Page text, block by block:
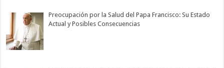
Preocupación por la Salud del Papa Francisco: Su Estado
Actual y Posibles Consecuencias